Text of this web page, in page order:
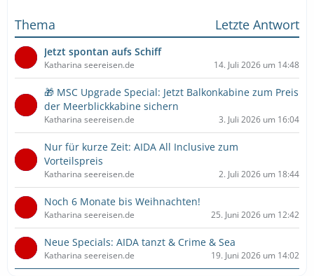
Thema
Letzte Antwort
Jetzt spontan aufs Schiff
Katharina seereisen.de 14. Juli 2026 um 14:48
🎁 MSC Upgrade Special: Jetzt Balkonkabine zum Preis
der Meerblickkabine sichern
Katharina seereisen.de 3. Juli 2026 um 16:04
Nur für kurze Zeit: AIDA All Inclusive zum
Vorteilspreis
Katharina seereisen.de 2. Juli 2026 um 18:44
Noch 6 Monate bis Weihnachten!
Katharina seereisen.de 25. Juni 2026 um 12:42
Neue Specials: AIDA tanzt & Crime & Sea
Katharina seereisen.de 19. Juni 2026 um 14:02